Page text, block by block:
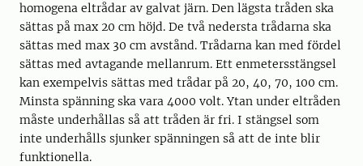
homogena eltrådar av galvat järn. Den lägsta tråden ska
sättas på max 20 cm höjd. De två nedersta trådarna ska
sättas med max 30 cm avstånd. Trådarna kan med fördel
sättas med avtagande mellanrum. Ett enmetersstängsel
kan exempelvis sättas med trådar på 20, 40, 70, 100 cm.
Minsta spänning ska vara 4000 volt. Ytan under eltråden
måste underhållas så att tråden är fri. I stängsel som
inte underhålls sjunker spänningen så att de inte blir
funktionella.